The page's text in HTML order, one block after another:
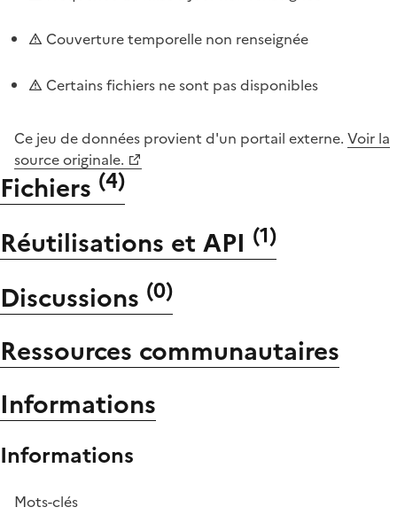
Couverture temporelle non renseignée
Certains fichiers ne sont pas disponibles
Ce jeu de données provient d'un portail externe. Voir la
source originale.
Fichiers (4)
Réutilisations et API (1)
Discussions (0)
Ressources communautaires
Informations
Informations
Mots-clés